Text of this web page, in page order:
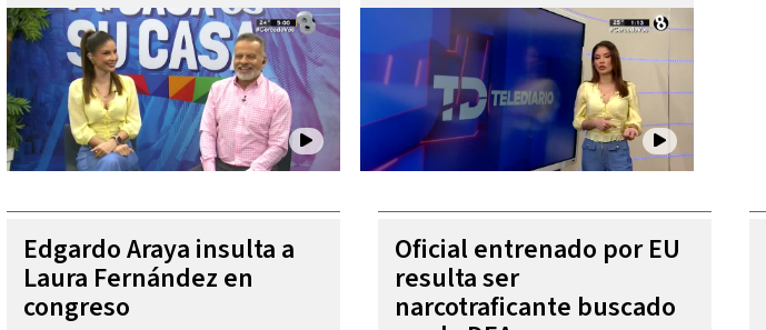
Edgardo Araya insulta a
Laura Fernández en
congreso
Oficial entrenado por EU
resulta ser
narcotraficante buscado